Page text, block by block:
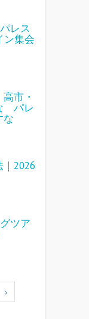
レス
ン集会
市・
パレ
な
2026
ツア
›